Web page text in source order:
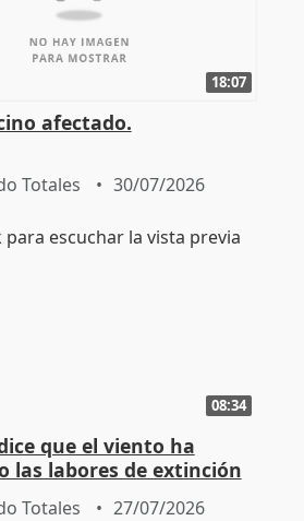
18:07
afectado.
Totales 30/07/2026
08:34
que el viento ha
las labores de extinción
Totales 27/07/2026